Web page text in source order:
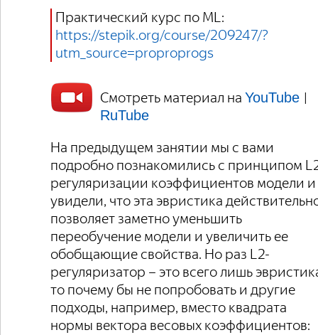
Практический курс по ML:
https://stepik.org/course/209247/?
utm_source=proproprogs
Смотреть материал на YouTube |
RuTube
На предыдущем занятии мы с вами
подробно познакомились с принципом
регуляризации коэффициентов модели и
увидели, что эта эвристика
позволяет заметно уменьшить
переобучение модели и увеличить ее
обобщающие свойства. Но раз L2-
регуляризатор – это всего лишь
то почему бы не попробовать и другие
подходы, например, вместо квадрата
нормы вектора весовых коэффициентов: